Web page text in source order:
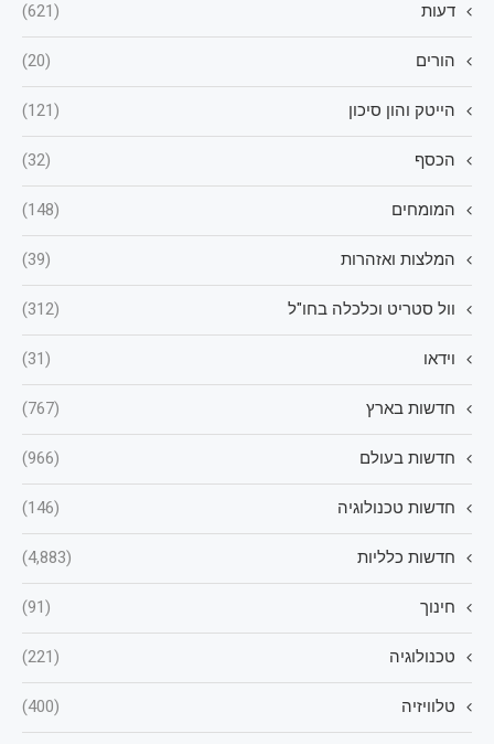
דעות (621)
הורים (20)
הייטק והון סיכון (121)
הכסף (32)
המומחים (148)
המלצות ואזהרות (39)
וול סטריט וכלכלה בחו"ל (312)
וידאו (31)
חדשות בארץ (767)
חדשות בעולם (966)
חדשות טכנולוגיה (146)
חדשות כלליות (4,883)
חינוך (91)
טכנולוגיה (221)
טלוויזיה (400)